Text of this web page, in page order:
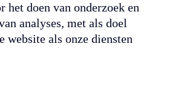
het doen van onderzoek en
analyses, met als doel
website als onze diensten